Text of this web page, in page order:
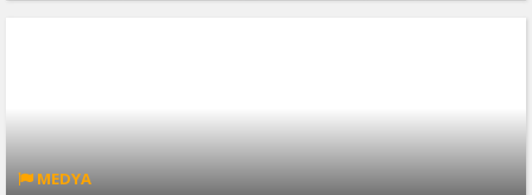
MEDYA